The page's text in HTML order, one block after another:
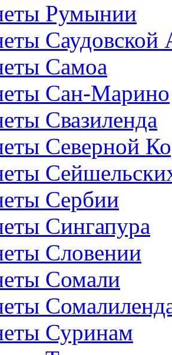
Румынии
Саудовской
Самоа
Сан-Марино
Свазиленда
Северной
Сербии
Сингапура
Словении
Сомали
Суринам